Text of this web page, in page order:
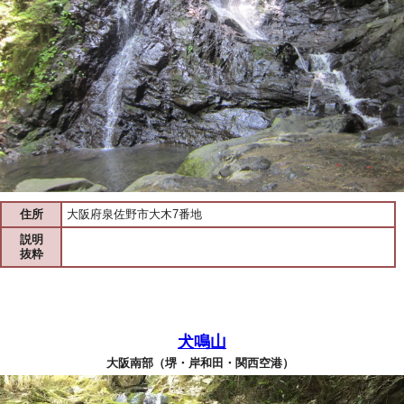
住所
大阪府泉佐野市大木7番地
説明
抜粋
犬鳴山
大阪南部（堺・岸和田・関西空港）